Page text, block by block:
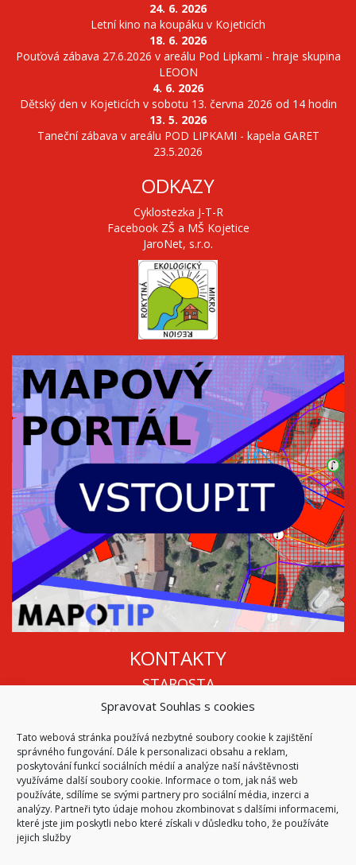
Spravovat Souhlas s cookies
Tato webová stránka používá nezbytné soubory cookie k zajištění
správného fungování. Dále k personalizaci obsahu a reklam,
poskytování funkcí sociálních médií a analýze naší návštěvnosti
využíváme další soubory cookie. Informace o tom, jak náš web
používáte, sdílíme se svými partnery pro sociální média, inzerci a
analýzy. Partneři tyto údaje mohou zkombinovat s dalšími informacemi,
které jste jim poskytli nebo které získali v důsledku toho, že používáte
jejich služby
24. 6. 2026
Letní kino na koupáku v Kojeticích
18. 6. 2026
Pouťová zábava 27.6.2026 v areálu Pod Lipkami - hraje skupina
LEOON
4. 6. 2026
Dětský den v Kojeticích v sobotu 13. června 2026 od 14 hodin
13. 5. 2026
Taneční zábava v areálu POD LIPKAMI - kapela GARET
23.5.2026
ODKAZY
Cyklostezka J-T-R
Facebook ZŠ a MŠ Kojetice
JaroNet, s.r.o.
KONTAKTY
STAROSTA
Mgr. Roman Vala
info@oukojetice.cz
ÚŘEDNÍ HODINY
Po, St: 15:30 - 16:30
Všechny kontakty | Kde nás najdete